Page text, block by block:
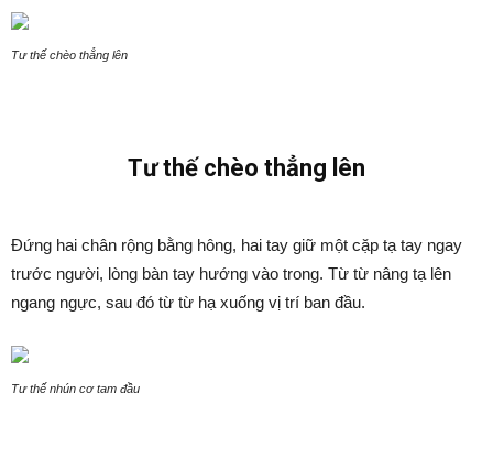
Tư thế chèo thẳng lên
Tư thế chèo thẳng lên
Đứng hai chân rộng bằng hông, hai tay giữ một cặp tạ tay ngay
trước người, lòng bàn tay hướng vào trong. Từ từ nâng tạ lên
ngang ngực, sau đó từ từ hạ xuống vị trí ban đầu.
Tư thế nhún cơ tam đầu